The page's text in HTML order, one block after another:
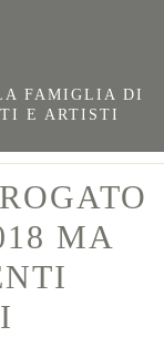
FAMIGLIA DI
E ARTISTI
MA